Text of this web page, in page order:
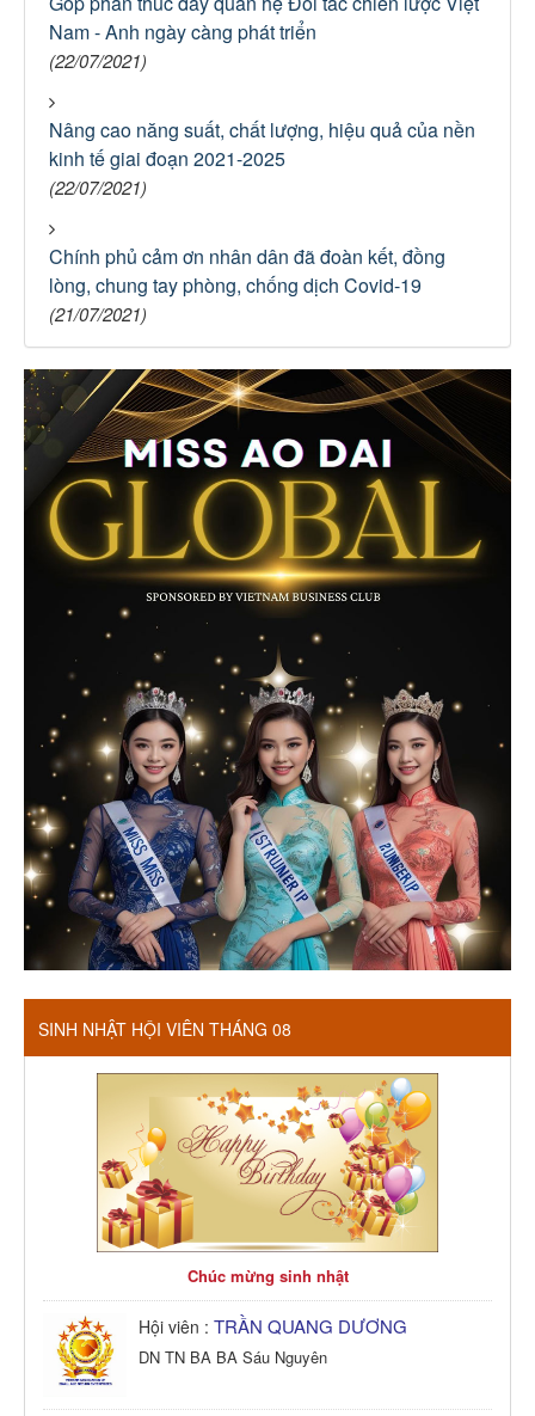
Nam - Anh ngày càng phát triển
(22/07/2021)
Nâng cao năng suất, chất lượng, hiệu quả của nền
kinh tế giai đoạn 2021-2025
(22/07/2021)
Chính phủ cảm ơn nhân dân đã đoàn kết, đồng
lòng, chung tay phòng, chống dịch Covid-19
(21/07/2021)
SINH NHẬT HỘI VIÊN THÁNG 08
Chúc mừng sinh nhật
Hội viên : TRẦN QUANG DƯƠNG
DN TN BA BA Sáu Nguyên